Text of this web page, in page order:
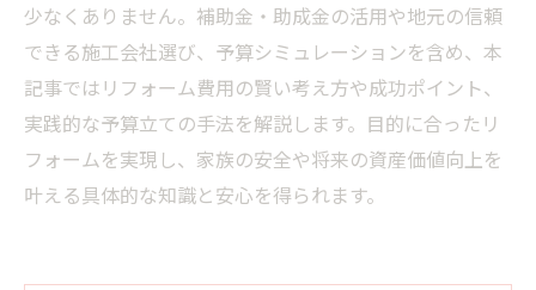
少なくありません。補助金・助成金の活用や地元の信頼
できる施工会社選び、予算シミュレーションを含め、本
記事ではリフォーム費用の賢い考え方や成功ポイント、
実践的な予算立ての手法を解説します。目的に合ったリ
フォームを実現し、家族の安全や将来の資産価値向上を
叶える具体的な知識と安心を得られます。